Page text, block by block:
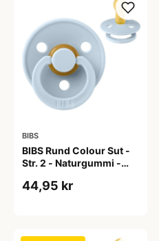
BIBS
BIBS Rund Colour Sut -
Str. 2 - Naturgummi -
44,95 kr